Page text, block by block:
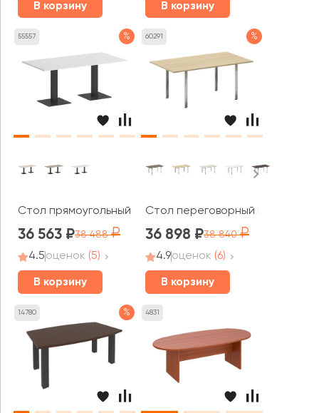
В корзину В корзину
55557 %
Стол прямоугольный VR.SP-5-180.2 Хоум Офис / Home
36 563 38 488
4.5оценок (5)
В корзину
60291 %
Стол переговорный на П-обр.
36 898 38 840
4.9оценок (6)
В корзину
14780 % 4831